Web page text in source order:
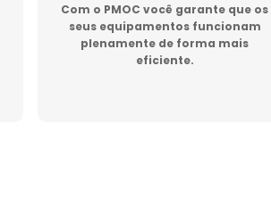
Com o PMOC você garante que os
seus equipamentos funcionam
plenamente de forma mais
eficiente.